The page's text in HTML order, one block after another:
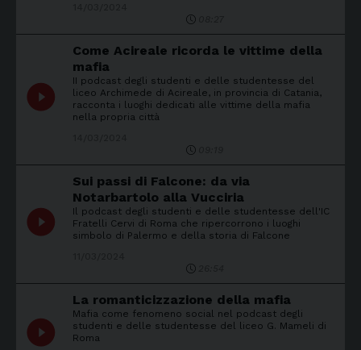
play_circle_filled
Come Acireale ricorda le vittime della
mafia
II podcast degli studenti e delle studentesse del
liceo Archimede di Acireale, in provincia di Catania,
racconta i luoghi dedicati alle vittime della mafia
nella propria città
play_circle_filled
Sui passi di Falcone: da via
Notarbartolo alla Vucciria
Il podcast degli studenti e delle studentesse dell'IC
Fratelli Cervi di Roma che ripercorrono i luoghi
simbolo di Palermo e della storia di Falcone
play_circle_filled
La romanticizzazione della mafia
Mafia come fenomeno social nel podcast degli
studenti e delle studentesse del liceo G. Mameli di
Roma